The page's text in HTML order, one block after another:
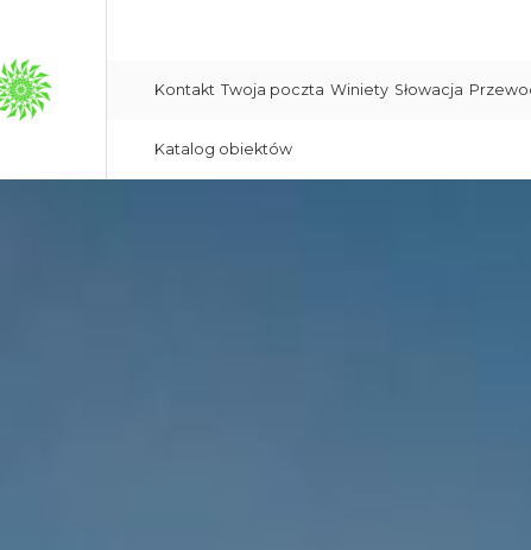
Kontakt Twoja poczta Winiety Słowacja
Katalog obiektów